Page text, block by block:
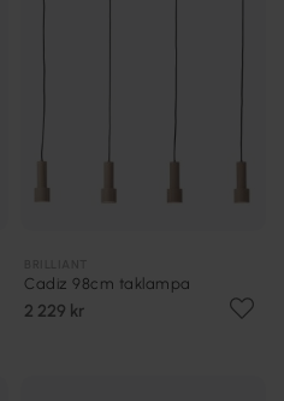
Cadiz 98cm taklampa
2 229 kr